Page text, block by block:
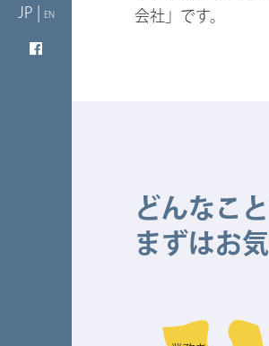
JP | EN
会社」です。
どんなこ
まずはお